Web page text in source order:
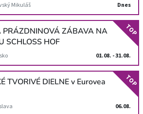
Mikuláš Dnes
PRÁZDNINOVÁ ZÁBAVA NA
SCHLOSS HOF
01.08. - 31.08.
TOP
TVORIVÉ DIELNE v Eurovea
06.08.
TOP